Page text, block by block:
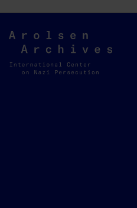
Arolsen
Archives